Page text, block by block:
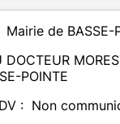
Mairie de BASSE-
DOCTEUR
POINTE
: Non